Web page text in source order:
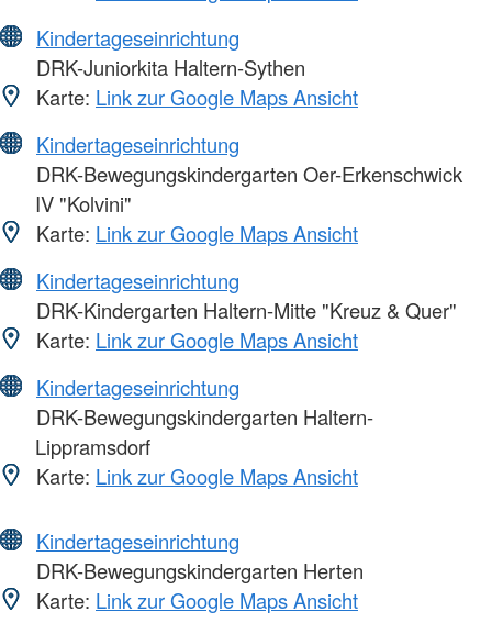
Kindertageseinrichtung
DRK-Juniorkita Haltern-Sythen
Karte: Link zur Google Maps Ansicht
Kindertageseinrichtung
DRK-Bewegungskindergarten Oer-Erkenschwick
IV "Kolvini"
Karte: Link zur Google Maps Ansicht
Kindertageseinrichtung
DRK-Kindergarten Haltern-Mitte "Kreuz & Quer"
Karte: Link zur Google Maps Ansicht
Kindertageseinrichtung
DRK-Bewegungskindergarten Haltern-
Lippramsdorf
Karte: Link zur Google Maps Ansicht
Kindertageseinrichtung
DRK-Bewegungskindergarten Herten
Karte: Link zur Google Maps Ansicht